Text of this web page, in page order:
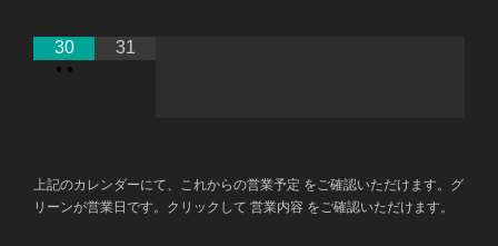
30
• •
31
上記のカレンダーにて、これからの営業予定 をご確認いただけます。グ
リーンが営業日です。クリックして 営業内容 をご確認いただけます。